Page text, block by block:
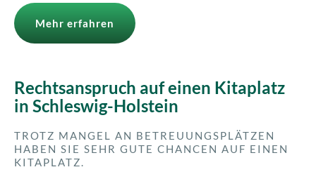
Mehr erfahren
Rechtsanspruch auf einen Kitaplatz
in Schleswig-Holstein
TROTZ MANGEL AN BETREUUNGSPLÄTZEN
HABEN SIE SEHR GUTE CHANCEN AUF EINEN
KITAPLATZ.